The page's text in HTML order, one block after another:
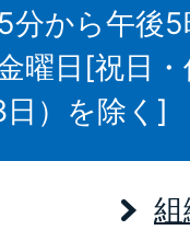
分から午後
曜日[祝日
日）を除く]